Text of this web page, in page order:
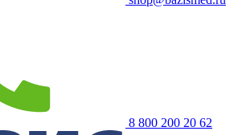
8 800 200 20 62